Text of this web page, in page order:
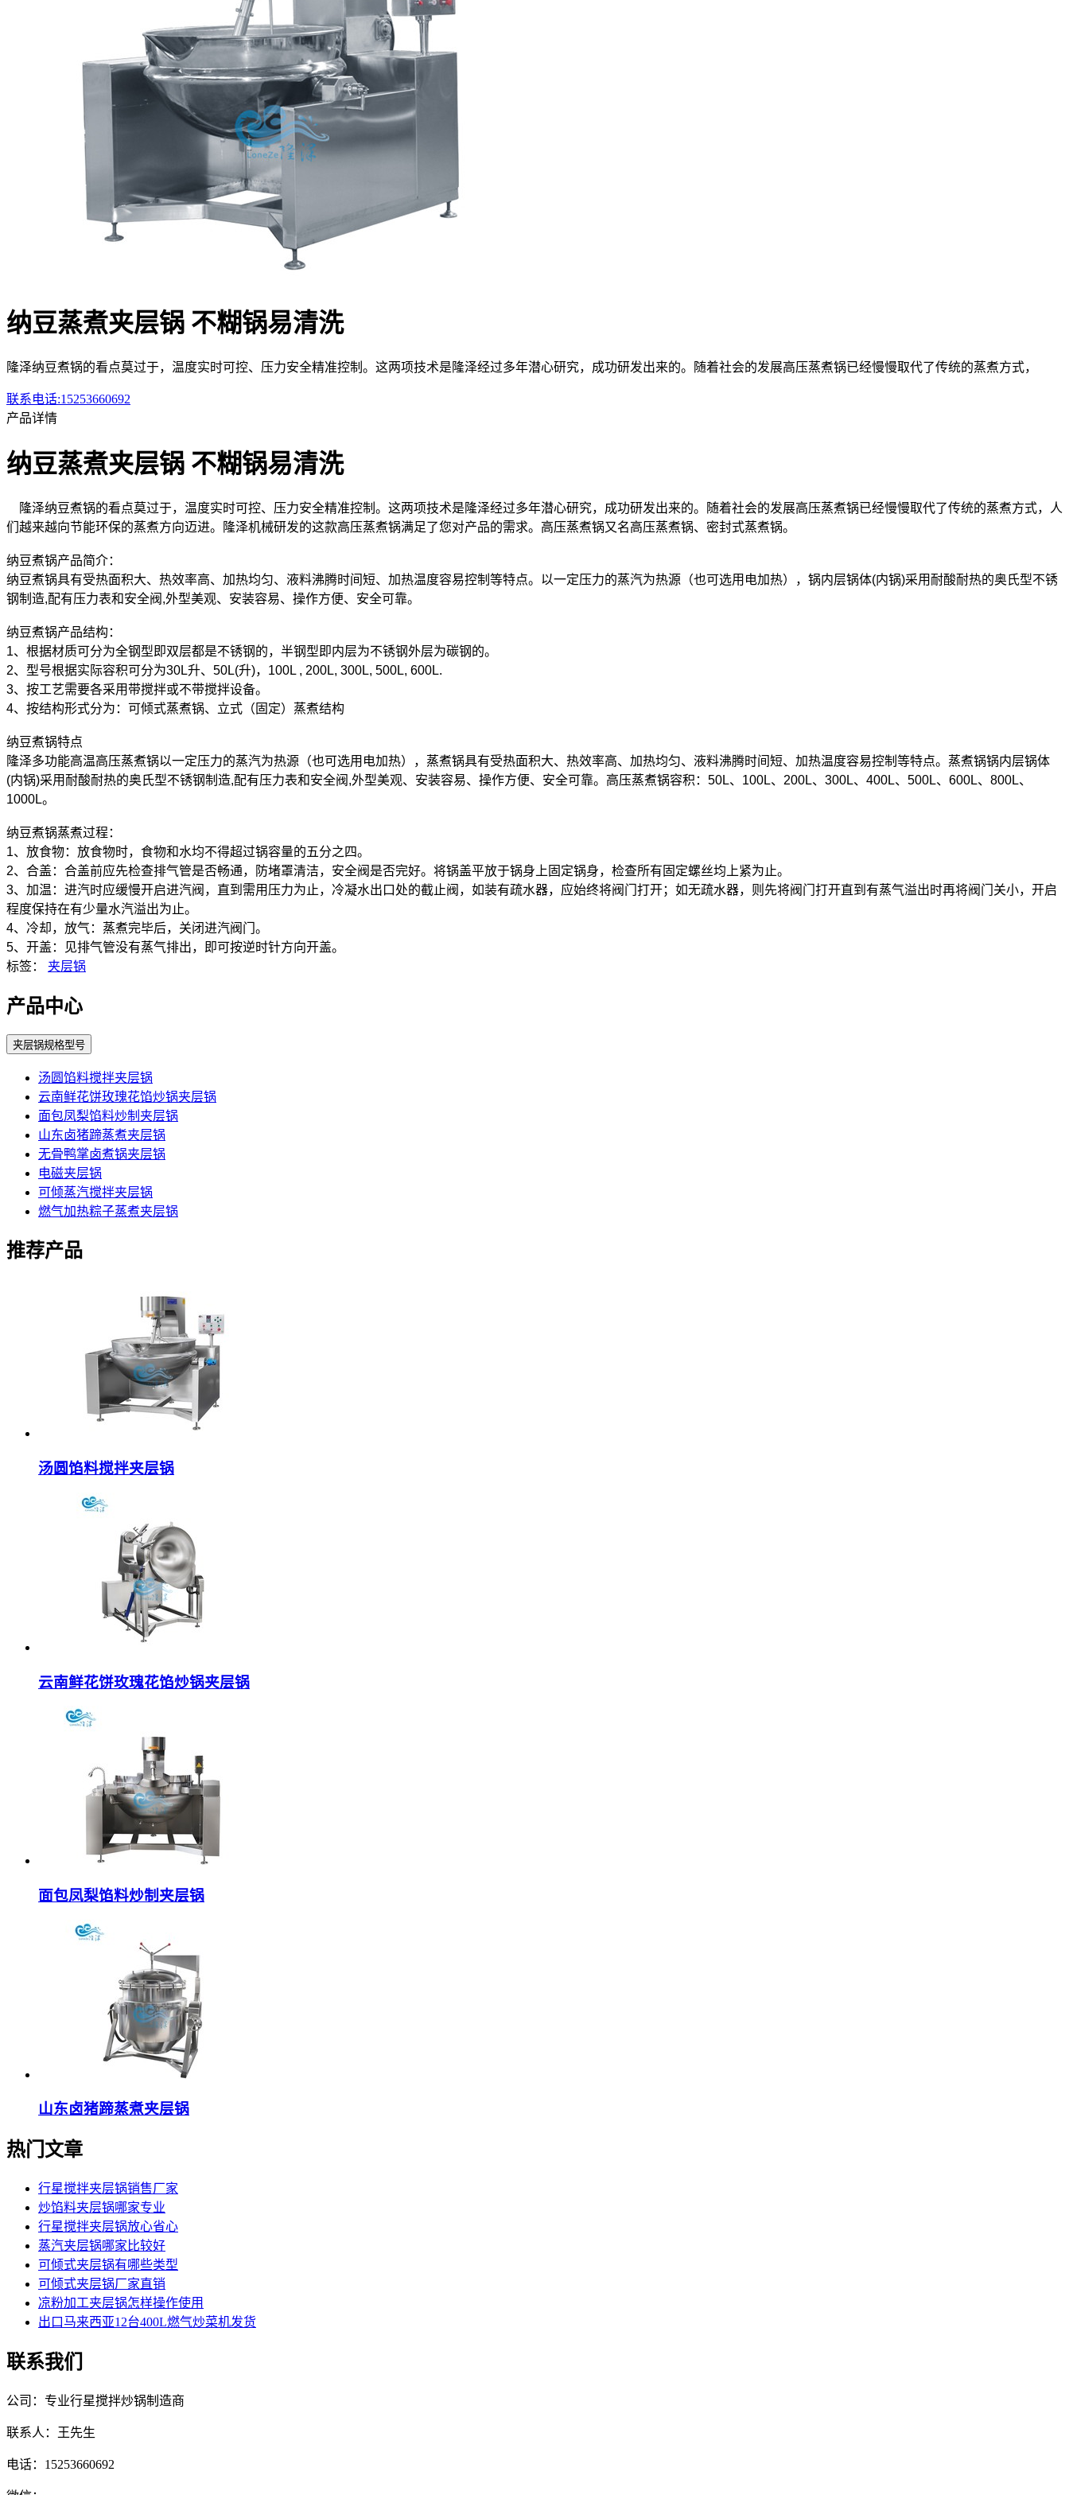
纳豆蒸煮夹层锅 不糊锅易清洗
隆泽纳豆煮锅的看点莫过于，温度实时可控、压力安全精准控制。这两项技术是隆泽经过多年潜心研究，成功研发出来的。随着社会的发展高压蒸煮锅已经慢慢取代了传统的蒸煮方式，
联系电话:15253660692
产品详情
纳豆蒸煮夹层锅 不糊锅易清洗
隆泽纳豆煮锅的看点莫过于，温度实时可控、压力安全精准控制。这两项技术是隆泽经过多年潜心研究，成功研发出来的。随着社会的发展高压蒸煮锅已经慢慢取代了传统的蒸煮方式，人
们越来越向节能环保的蒸煮方向迈进。隆泽机械研发的这款高压蒸煮锅满足了您对产品的需求。高压蒸煮锅又名高压蒸煮锅、密封式蒸煮锅。
纳豆煮锅产品简介：
纳豆煮锅具有受热面积大、热效率高、加热均匀、液料沸腾时间短、加热温度容易控制等特点。以一定压力的蒸汽为热源（也可选用电加热），锅内层锅体(内锅)采用耐酸耐热的奥氏型不锈
钢制造,配有压力表和安全阀,外型美观、安装容易、操作方便、安全可靠。
纳豆煮锅产品结构：
1、根据材质可分为全钢型即双层都是不锈钢的，半钢型即内层为不锈钢外层为碳钢的。
2、型号根据实际容积可分为30L升、50L(升)，100L , 200L, 300L, 500L, 600L.
3、按工艺需要各采用带搅拌或不带搅拌设备。
4、按结构形式分为：可倾式蒸煮锅、立式（固定）蒸煮结构
纳豆煮锅特点
隆泽多功能高温高压蒸煮锅以一定压力的蒸汽为热源（也可选用电加热），蒸煮锅具有受热面积大、热效率高、加热均匀、液料沸腾时间短、加热温度容易控制等特点。蒸煮锅锅内层锅体
(内锅)采用耐酸耐热的奥氏型不锈钢制造,配有压力表和安全阀,外型美观、安装容易、操作方便、安全可靠。高压蒸煮锅容积：50L、100L、200L、300L、400L、500L、600L、800L、
1000L。
纳豆煮锅蒸煮过程：
1、放食物：放食物时，食物和水均不得超过锅容量的五分之四。
2、合盖：合盖前应先检查排气管是否畅通，防堵罩清洁，安全阀是否完好。将锅盖平放于锅身上固定锅身，检查所有固定螺丝均上紧为止。
3、加温：进汽时应缓慢开启进汽阀，直到需用压力为止，冷凝水出口处的截止阀，如装有疏水器，应始终将阀门打开；如无疏水器，则先将阀门打开直到有蒸气溢出时再将阀门关小，开启
程度保持在有少量水汽溢出为止。
4、冷却，放气：蒸煮完毕后，关闭进汽阀门。
5、开盖：见排气管没有蒸气排出，即可按逆时针方向开盖。
标签： 夹层锅
产品中心
夹层锅规格型号
汤圆馅料搅拌夹层锅
云南鲜花饼玫瑰花馅炒锅夹层锅
面包凤梨馅料炒制夹层锅
山东卤猪蹄蒸煮夹层锅
无骨鸭掌卤煮锅夹层锅
电磁夹层锅
可倾蒸汽搅拌夹层锅
燃气加热粽子蒸煮夹层锅
推荐产品
汤圆馅料搅拌夹层锅
云南鲜花饼玫瑰花馅炒锅夹层锅
面包凤梨馅料炒制夹层锅
山东卤猪蹄蒸煮夹层锅
热门文章
行星搅拌夹层锅销售厂家
炒馅料夹层锅哪家专业
行星搅拌夹层锅放心省心
蒸汽夹层锅哪家比较好
可倾式夹层锅有哪些类型
可倾式夹层锅厂家直销
凉粉加工夹层锅怎样操作使用
出口马来西亚12台400L燃气炒菜机发货
联系我们
公司：专业行星搅拌炒锅制造商
联系人：王先生
电话：15253660692